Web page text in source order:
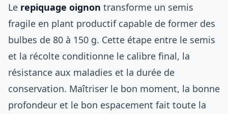
Le repiquage oignon transforme un semis
fragile en plant productif capable de former des
bulbes de 80 à 150 g. Cette étape entre le semis
et la récolte conditionne le calibre final, la
résistance aux maladies et la durée de
conservation. Maîtriser le bon moment, la bonne
profondeur et le bon espacement fait toute la